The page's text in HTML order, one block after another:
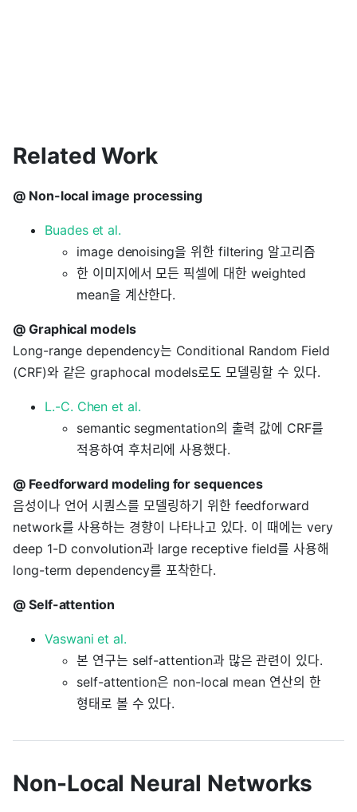
Related Work
@ Non-local image processing
Buades et al.
image denoising을 위한 filtering 알고리즘
한 이미지에서 모든 픽셀에 대한 weighted
mean을 계산한다.
@ Graphical models
Long-range dependency는 Conditional Random Field
(CRF)와 같은 graphocal models로도 모델링할 수 있다.
L.-C. Chen et al.
semantic segmentation의 출력 값에 CRF를
적용하여 후처리에 사용했다.
@ Feedforward modeling for sequences
음성이나 언어 시퀀스를 모델링하기 위한 feedforward
network를 사용하는 경향이 나타나고 있다. 이 때에는 very
deep 1-D convolution과 large receptive field를 사용해
long-term dependency를 포착한다.
@ Self-attention
Vaswani et al.
본 연구는 self-attention과 많은 관련이 있다.
self-attention은 non-local mean 연산의 한
형태로 볼 수 있다.
Non-Local Neural Networks